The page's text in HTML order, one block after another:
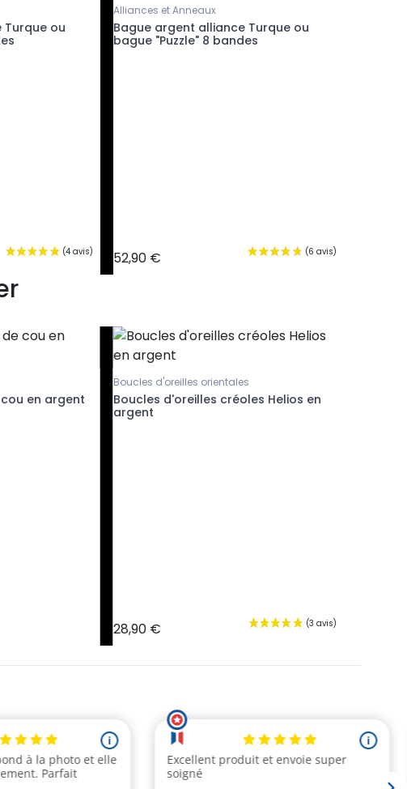
ou
Alliances et Anneaux
Bague argent alliance Turque ou
bague "Puzzle" 8 bandes
52,90 €
en argent
Boucles d'oreilles orientales
Boucles d'oreilles créoles Helios en
argent
28,90 €